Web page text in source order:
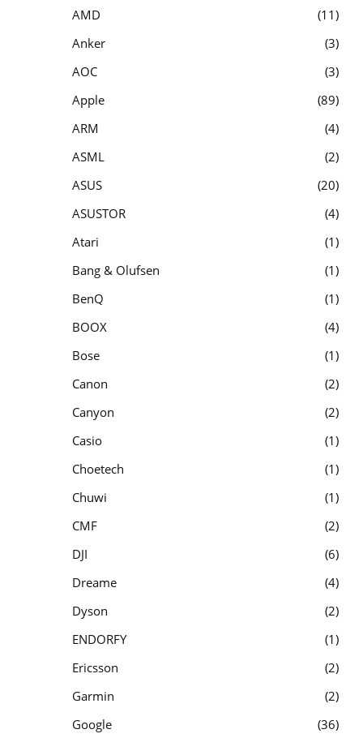
AMD
11
Anker
3
AOC
3
Apple
89
ARM
4
ASML
2
ASUS
20
ASUSTOR
4
Atari
1
Bang & Olufsen
1
BenQ
1
BOOX
4
Bose
1
Canon
2
Canyon
2
Casio
1
Choetech
1
Chuwi
1
CMF
2
DJI
6
Dreame
4
Dyson
2
ENDORFY
1
Ericsson
2
Garmin
2
Google
36